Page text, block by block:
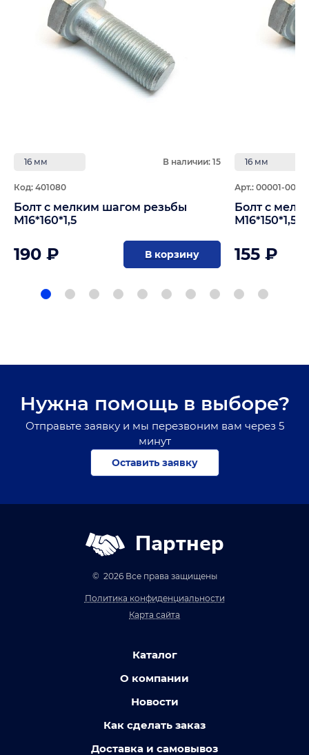
16 мм В наличии: 15
Код: 401080
Болт с мелким шагом резьбы
М16*160*1,5
190 ₽ В корзину
16 мм
Арт.: 00001-
Болт с
М16*150*1,5
155 ₽
Нужна помощь в выборе?
Отправьте заявку и мы перезвоним вам через 5
минут
Оставить заявку
Партнер
© 2026 Все права защищены
Политика конфиденциальности
Карта сайта
Каталог
О компании
Новости
Как сделать заказ
Доставка и самовывоз